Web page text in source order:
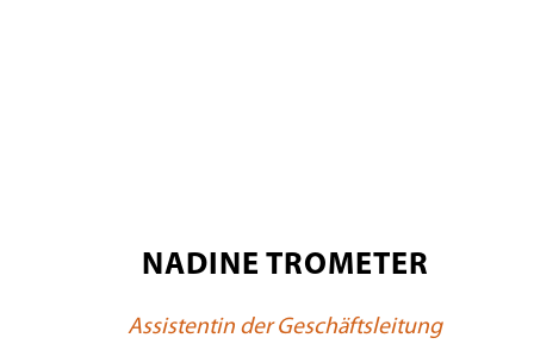
NADINE TROMETER
Assistentin der Geschäftsleitung